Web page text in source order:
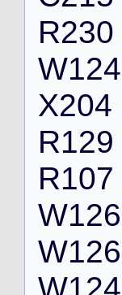
R230
W124
X204
R129
R107
W126
W126
W124